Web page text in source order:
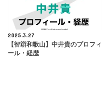
2025.3.27
【智辯和歌山】中井貴のプロフィ
ール・経歴